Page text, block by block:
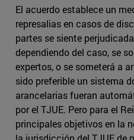
El acuerdo establece un
represalias en casos de
partes se siente
dependiendo del caso, se
expertos, o se someterá a
sido preferible un sistema
arancelarias fueran
por el TJUE. Pero para el
principales objetivos en la